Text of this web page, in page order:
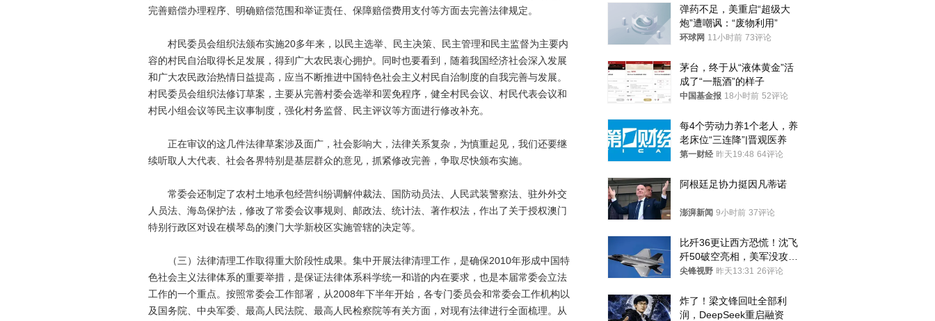
完善赔偿办理程序、明确赔偿范围和举证责任、保障赔偿费用支付等方面去完善法律规定。
村民委员会组织法颁布实施20多年来，以民主选举、民主决策、民主管理和民主监督为主要内
容的村民自治取得长足发展，得到广大农民衷心拥护。同时也要看到，随着我国经济社会深入发展
和广大农民政治热情日益提高，应当不断推进中国特色社会主义村民自治制度的自我完善与发展。
村民委员会组织法修订草案，主要从完善村委会选举和罢免程序，健全村民会议、村民代表会议和
村民小组会议等民主议事制度，强化村务监督、民主评议等方面进行修改补充。
正在审议的这几件法律草案涉及面广，社会影响大，法律关系复杂，为慎重起见，我们还要继
续听取人大代表、社会各界特别是基层群众的意见，抓紧修改完善，争取尽快颁布实施。
常委会还制定了农村土地承包经营纠纷调解仲裁法、国防动员法、人民武装警察法、驻外外交
人员法、海岛保护法，修改了常委会议事规则、邮政法、统计法、著作权法，作出了关于授权澳门
特别行政区对设在横琴岛的澳门大学新校区实施管辖的决定等。
（三）法律清理工作取得重大阶段性成果。集中开展法律清理工作，是确保2010年形成中国特
色社会主义法律体系的重要举措，是保证法律体系科学统一和谐的内在要求，也是本届常委会立法
工作的一个重点。按照常委会工作部署，从2008年下半年开始，各专门委员会和常委会工作机构以
及国务院、中央军委、最高人民法院、最高人民检察院等有关方面，对现有法律进行全面梳理。从
弹药不足，美重启“超级大
炮”遭嘲讽：“废物利用”
环球网 11小时前 73评论
茅台，终于从“液体黄金”活
成了“一瓶酒”的样子
中国基金报 18小时前 52评论
每4个劳动力养1个老人，养
老床位“三连降”|晋观医养
第一财经 昨天19:48 64评论
阿根廷足协力挺因凡蒂诺
澎湃新闻 9小时前 37评论
比歼36更让西方恐慌！沈飞
歼50破空亮相，美军没攻克
的技术被拿下
尖锋视野 昨天13:31 26评论
炸了！梁文锋回吐全部利
润，DeepSeek重启融资